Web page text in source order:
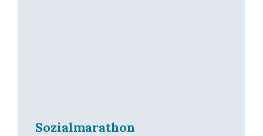
Sozialmarathon